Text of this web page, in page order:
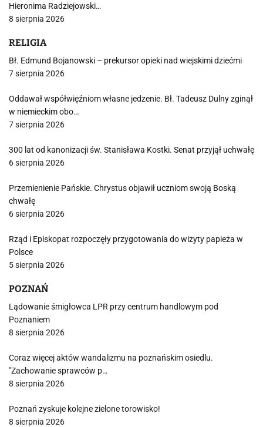
Hieronima Radziejowski…
8 sierpnia 2026
RELIGIA
Bł. Edmund Bojanowski – prekursor opieki nad wiejskimi dziećmi
7 sierpnia 2026
Oddawał współwięźniom własne jedzenie. Bł. Tadeusz Dulny zginął
w niemieckim obo…
7 sierpnia 2026
300 lat od kanonizacji św. Stanisława Kostki. Senat przyjął uchwałę
6 sierpnia 2026
Przemienienie Pańskie. Chrystus objawił uczniom swoją Boską
chwałę
6 sierpnia 2026
Rząd i Episkopat rozpoczęły przygotowania do wizyty papieża w
Polsce
5 sierpnia 2026
POZNAŃ
Lądowanie śmigłowca LPR przy centrum handlowym pod
Poznaniem
8 sierpnia 2026
Coraz więcej aktów wandalizmu na poznańskim osiedlu.
"Zachowanie sprawców p…
8 sierpnia 2026
Poznań zyskuje kolejne zielone torowisko!
8 sierpnia 2026